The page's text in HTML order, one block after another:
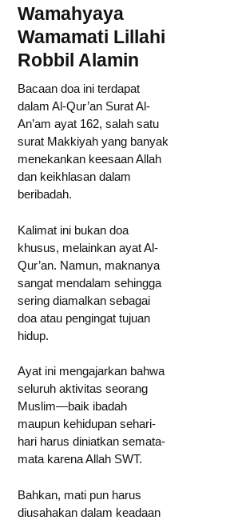
Wamahyaya
Wamamati Lillahi
Robbil Alamin
Bacaan doa ini terdapat
dalam Al-Qur’an Surat Al-
An’am ayat 162, salah satu
surat Makkiyah yang banyak
menekankan keesaan Allah
dan keikhlasan dalam
beribadah.
Kalimat ini bukan doa
khusus, melainkan ayat Al-
Qur’an. Namun, maknanya
sangat mendalam sehingga
sering diamalkan sebagai
doa atau pengingat tujuan
hidup.
Ayat ini mengajarkan bahwa
seluruh aktivitas seorang
Muslim—baik ibadah
maupun kehidupan sehari-
hari harus diniatkan semata-
mata karena Allah SWT.
Bahkan, mati pun harus
diusahakan dalam keadaan